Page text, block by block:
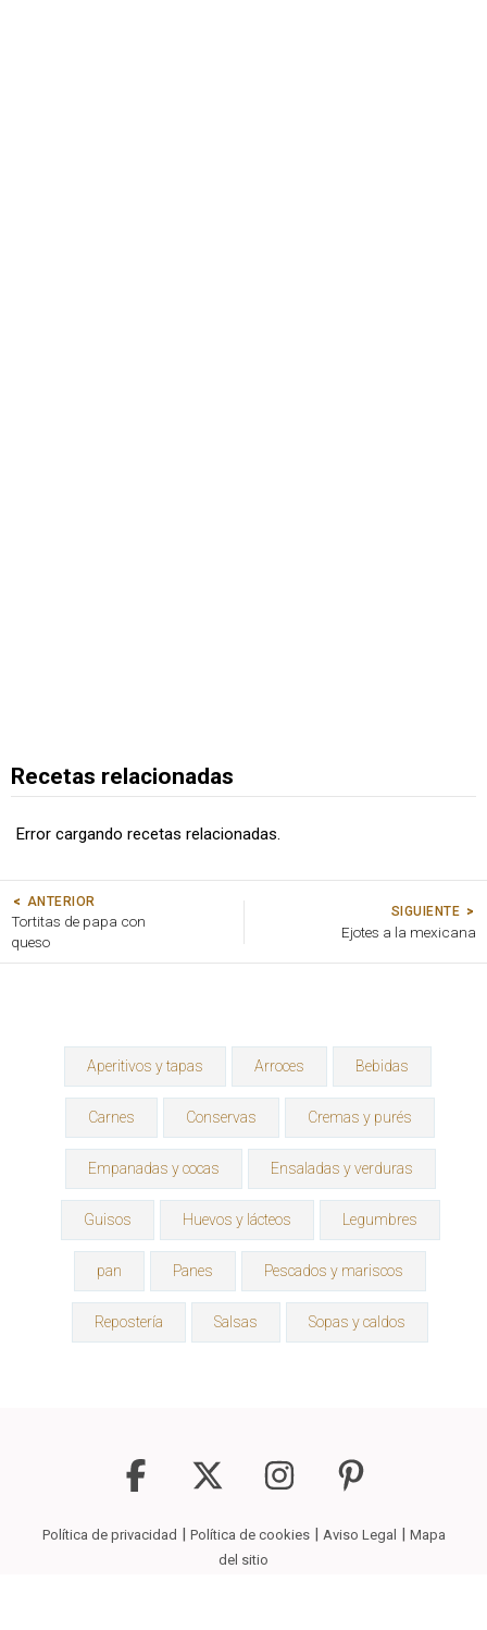
Recetas relacionadas
Error cargando recetas relacionadas.
ANTERIOR
Tortitas de papa con
queso
SIGUIENTE
Ejotes a la mexicana
Aperitivos y tapas Arroces Bebidas
Carnes Conservas Cremas y purés
Empanadas y cocas Ensaladas y verduras
Guisos Huevos y lácteos Legumbres
pan Panes Pescados y mariscos
Repostería Salsas Sopas y caldos
Política de privacidad | Política de cookies| Aviso Legal | Mapa
del sitio